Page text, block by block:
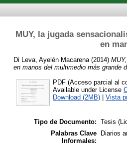
MUY, la jugada
en
Di Leva, Ayelén Macarena (2014)
en manos del multimedio más grande
PDF (Acceso parcial al
Available under License
Download (2MB)
Vista
Tipo de Documento: Tesis
Palabras Clave
Informales:
Diarios